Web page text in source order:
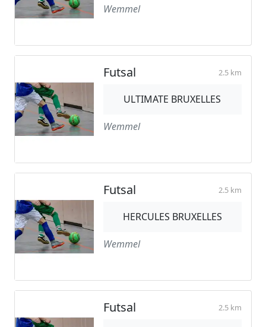
Wemmel
Futsal 2.5 km
ULTIMATE BRUXELLES
Wemmel
Futsal 2.5 km
HERCULES BRUXELLES
Wemmel
Futsal 2.5 km